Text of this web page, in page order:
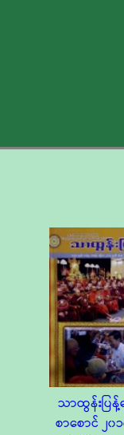
သာထွန်းပြန့်
စာစောင် ၂၀